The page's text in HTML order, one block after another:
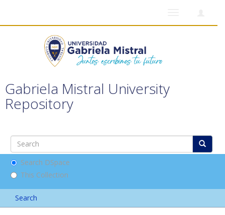
Gabriela Mistral University
Repository
Search DSpace
This Collection
Search